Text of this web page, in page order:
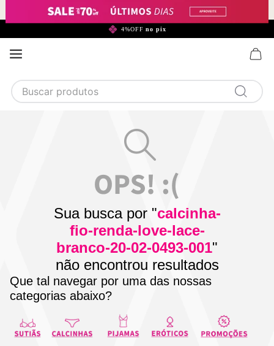
4%OFF no pix
Buscar produtos
Sua busca por "calcinha-
fio-renda-love-lace-
branco-20-02-0493-001"
não encontrou resultados
Que tal navegar por uma das nossas
categorias abaixo?
1
2
3 camisola
calcinha algodão
5 sutiã calcinha
6 algodão
7 renda
8 pijama
body